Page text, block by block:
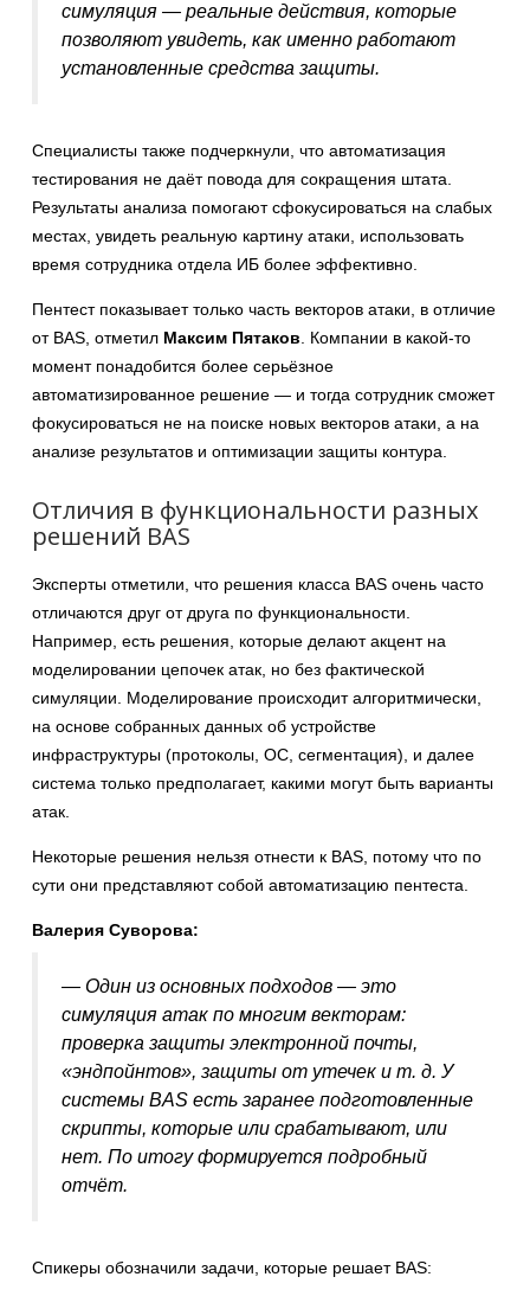
симуляция — реальные действия, которые
позволяют увидеть, как именно работают
установленные средства защиты.
Специалисты также подчеркнули, что автоматизация
тестирования не даёт повода для сокращения штата.
Результаты анализа помогают сфокусироваться на слабых
местах, увидеть реальную картину атаки, использовать
время сотрудника отдела ИБ более эффективно.
Пентест показывает только часть векторов атаки, в отличие
от BAS, отметил Максим Пятаков . Компании в какой-то
момент понадобится более серьёзное
автоматизированное решение — и тогда сотрудник сможет
фокусироваться не на поиске новых векторов атаки, а на
анализе результатов и оптимизации защиты контура.
Отличия в функциональности разных
решений BAS
Эксперты отметили, что решения класса BAS очень часто
отличаются друг от друга по функциональности.
Например, есть решения, которые делают акцент на
моделировании цепочек атак, но без фактической
симуляции. Моделирование происходит алгоритмически,
на основе собранных данных об устройстве
инфраструктуры (протоколы, ОС, сегментация), и далее
система только предполагает, какими могут быть варианты
атак.
Некоторые решения нельзя отнести к BAS, потому что по
сути они представляют собой автоматизацию пентеста.
Валерия Суворова:
— Один из основных подходов — это
симуляция атак по многим векторам:
проверка защиты электронной почты,
«эндпойнтов», защиты от утечек и т. д. У
системы BAS есть заранее подготовленные
скрипты, которые или срабатывают, или
нет. По итогу формируется подробный
отчёт.
Спикеры обозначили задачи, которые решает BAS: